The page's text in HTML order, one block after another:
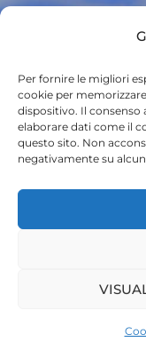
Per fornire le migliori
cookie per
dispositivo. Il
elaborare dati come il
questo sito. Non
negativamente su
CONTATTACI